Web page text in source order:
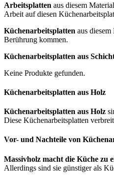
Arbeitsplatten aus diesem
Arbeit auf diesen
Küchenarbeitsplatten aus
Berührung kommen.
Küchenarbeitsplatten aus
Keine Produkte gefunden.
Küchenarbeitsplatten aus Holz
Küchenarbeitsplatten aus Holz
Diese Küchenarbeitsplatten
Vor- und Nachteile von
Massivholz macht die Küche zu
Allerdings sind sie günstiger als